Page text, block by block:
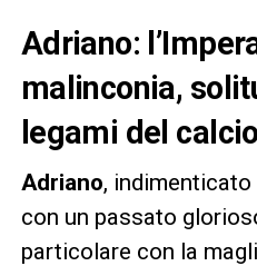
Adriano:
malinconia,
legami del calcio
Adriano,
con un passato
particolare con la